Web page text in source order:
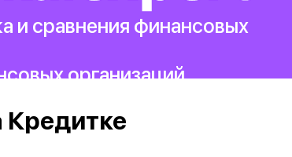
и сравнения финансовых
организаций.
Кредитке